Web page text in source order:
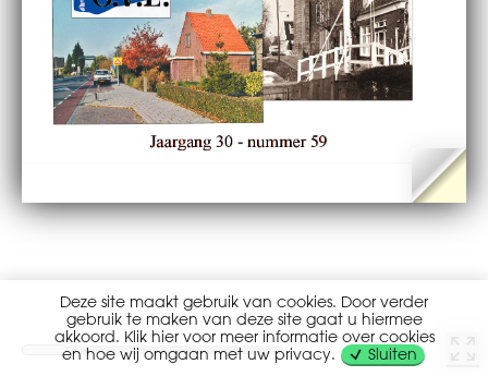
Deze site maakt gebruik van cookies. Door verder
gebruik te maken van deze site gaat u hiermee
akkoord. Klik hier voor meer informatie over cookies
en hoe wij omgaan met uw privacy.
Sluiten